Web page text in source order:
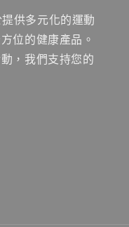
供多元化的運動
位的健康產品。
，我們支持您的